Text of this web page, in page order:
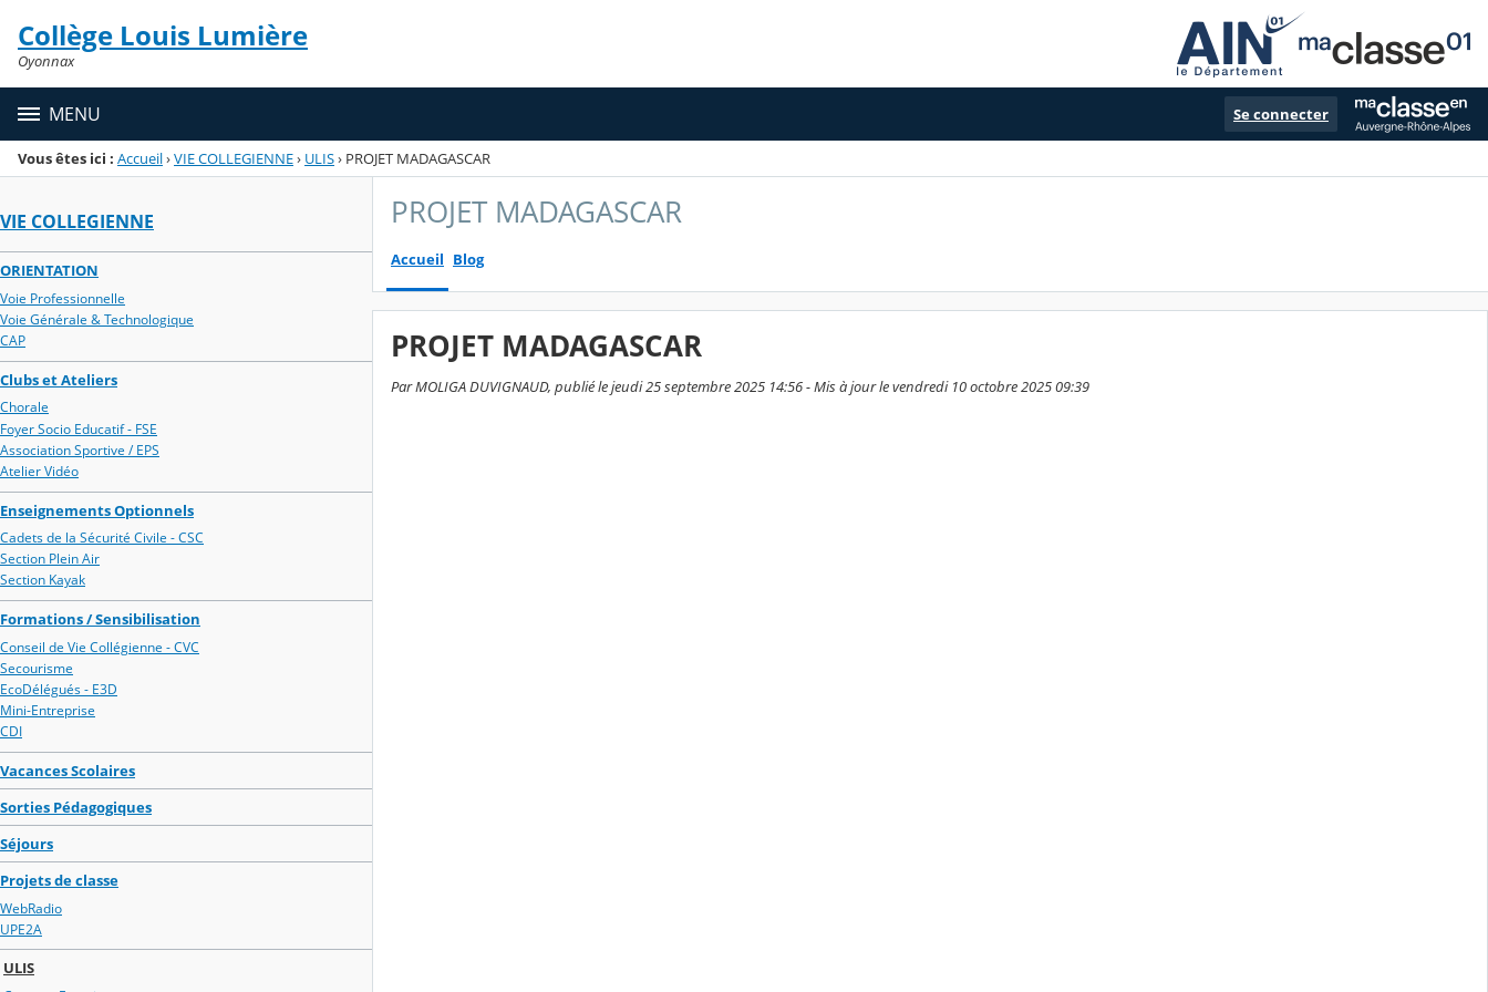
Menu de la rubrique
Contenu
Collège Louis Lumière
Oyonnax
MENU Se connecter
Vous êtes ici : Accueil›VIE COLLEGIENNE› ULIS› PROJET MADAGASCAR
VIE COLLEGIENNE
ORIENTATION
Voie Professionnelle
Voie Générale & Technologique
CAP
Clubs et Ateliers
Chorale
Foyer Socio Educatif - FSE
Association Sportive / EPS
Atelier Vidéo
Enseignements Optionnels
Cadets de la Sécurité Civile - CSC
Section Plein Air
Section Kayak
Formations / Sensibilisation
Conseil de Vie Collégienne - CVC
Secourisme
EcoDélégués - E3D
Mini-Entreprise
CDI
Vacances Scolaires
Sorties Pédagogiques
Séjours
Projets de classe
WebRadio
UPE2A
ULIS
PROJET MADAGASCAR
Accueil Blog
PROJET MADAGASCAR
Par MOLIGA DUVIGNAUD, publié le jeudi 25 septembre 2025 14:56 - Mis à jour le vendredi 10 octobre 2025 09:39